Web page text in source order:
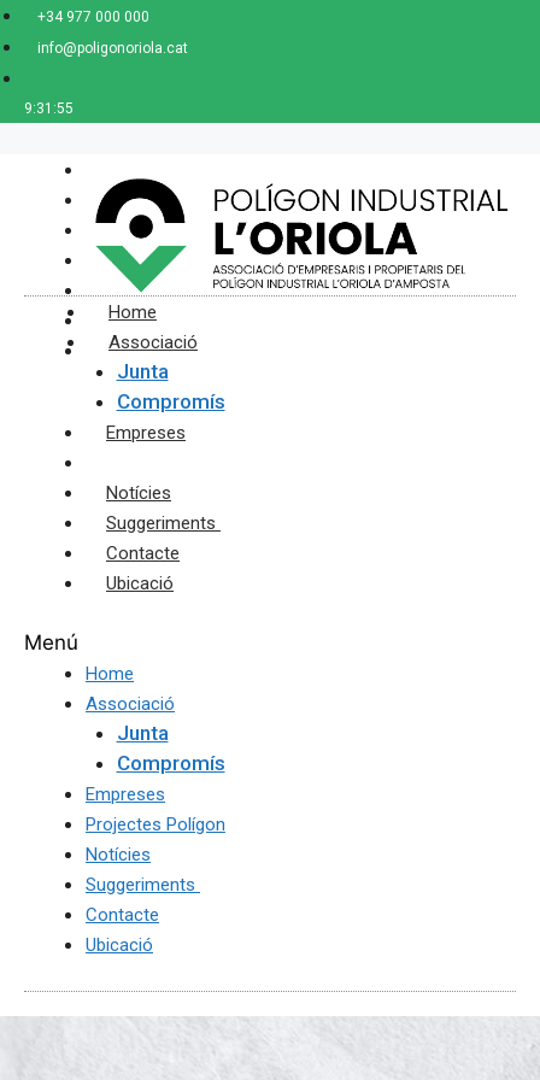
Saltar
al
contenido
+34 977 000 000
info@poligonoriola.cat
9:31:55
Home
Associació
Junta
Compromís
Empreses
Notícies
Suggeriments
Contacte
Ubicació
Menú
Home
Associació
Junta
Compromís
Empreses
Projectes Polígon
Notícies
Suggeriments
Contacte
Ubicació